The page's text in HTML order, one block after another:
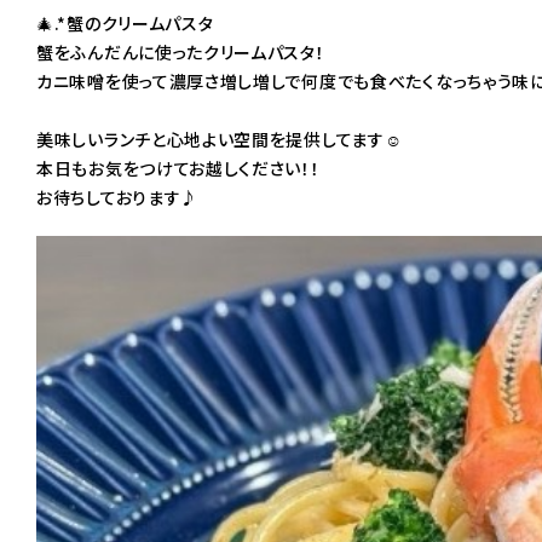
🎄.*蟹のクリームパスタ
蟹をふんだんに使ったクリームパスタ！
カニ味噌を使って濃厚さ増し増しで何度でも食べたくなっちゃう味
美味しいランチと心地よい空間を提供してます☺️
本日もお気をつけてお越しください！！
お待ちしております♪